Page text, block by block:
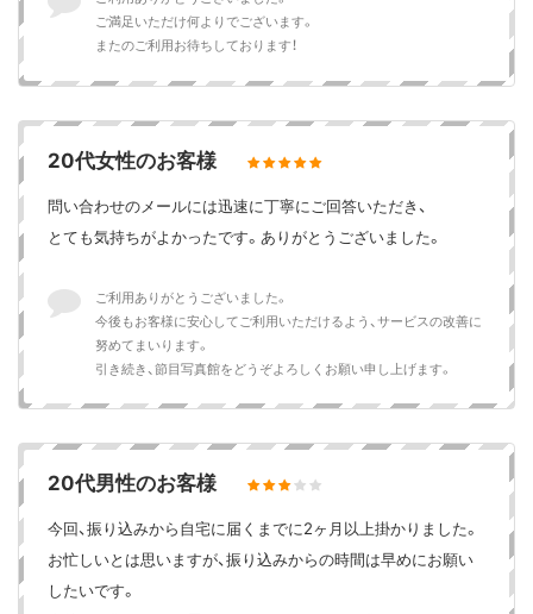
ご満足いただけ何よりでございます。
またのご利用お待ちしております！
20代女性のお客様
問い合わせのメールには迅速に丁寧にご回答いただき、
とても気持ちがよかったです。ありがとうございました。
ご利用ありがとうございました。
今後もお客様に安心してご利用いただけるよう、サービスの改善に
努めてまいります。
引き続き、節目写真館をどうぞよろしくお願い申し上げます。
20代男性のお客様
今回、振り込みから自宅に届くまでに2ヶ月以上掛かりました。
お忙しいとは思いますが、振り込みからの時間は早めにお願い
したいです。